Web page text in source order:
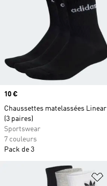
Prix
10 €
Chaussettes matelassées Linear
(3 paires)
Sportswear
7 couleurs
Pack de 3